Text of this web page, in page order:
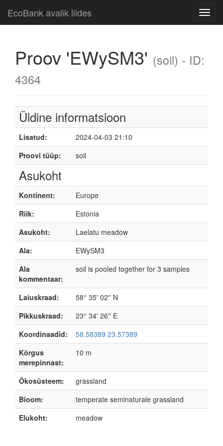
EcoBank avalik liides
Proov 'EWySM3' (soil) - ID:
4364
Üldine informatsioon
Lisatud:
2024-04-03 21:10
Proovi tüüp:
soil
Asukoht
Kontinent:
Europe
Riik:
Estonia
Asukoht:
Laelatu meadow
Ala:
EWySM3
Ala
kommentaar:
soil is pooled together for 3 samples
Laiuskraad:
58° 35' 02'' N
Pikkuskraad:
23° 34' 26'' E
Koordinaadid:
58.58389 23.57389
Kõrgus
merepinnast:
10 m
Ökosüsteem:
grassland
Bioom:
temperate seminaturale grassland
Elukoht:
meadow